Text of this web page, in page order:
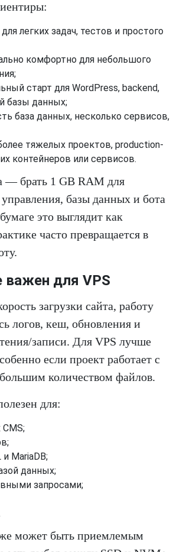
легких задач, тестов и простого
комфортно для небольшого
старт для WordPress, backend,
базы данных;
база данных, несколько сервисов,
тяжелых проектов, production-
контейнеров или сервисов.
— брать 1 GB RAM для
базы данных и бота
это выглядит как
часто превращается в
важен для VPS
загрузки сайта, работу
логов, кеш, обновления и
записи. Для VPS лучше
если проект работает с
количеством файлов.
для:
MariaDB;
данных;
запросами;
может быть приемлемым